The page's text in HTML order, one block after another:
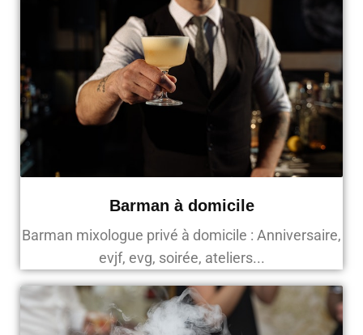
Barman à domicile
Barman mixologue privé à domicile : Anniversaire,
evjf, evg, soirée, ateliers...